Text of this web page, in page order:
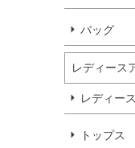
バッグ
レディース
レディー
トップス